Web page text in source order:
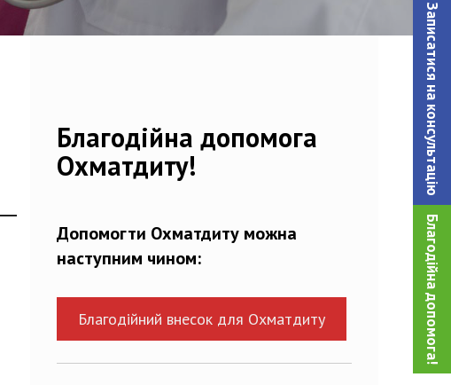
Записатися на консультацiю
Благодійна допомога!
Благодійна допомога
Охматдиту!
Допомогти Охматдиту можна
наступним чином:
Благодійний внесок для Охматдиту